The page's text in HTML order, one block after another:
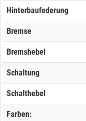
Hinterbaufederung
Bremse
Bremshebel
Schaltung
Schalthebel
Farben: